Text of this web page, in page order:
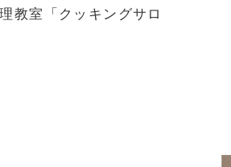
教室「クッキングサロ